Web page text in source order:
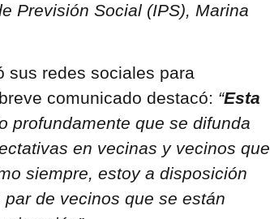
Previsión Social (IPS), Marina
sus redes sociales para
comunicado destacó: “Esta
profundamente que se difunda
en vecinas y vecinos que
siempre, estoy a disposición
de vecinos que se están